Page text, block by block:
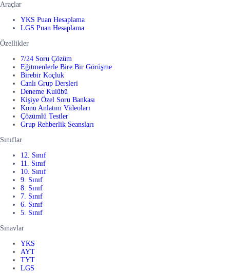
Araçlar
YKS Puan Hesaplama
LGS Puan Hesaplama
Özellikler
7/24 Soru Çözüm
Eğitmenlerle Bire Bir Görüşme
Birebir Koçluk
Canlı Grup Dersleri
Deneme Kulübü
Kişiye Özel Soru Bankası
Konu Anlatım Videoları
Çözümlü Testler
Grup Rehberlik Seansları
Sınıflar
12. Sınıf
11. Sınıf
10. Sınıf
9. Sınıf
8. Sınıf
7. Sınıf
6. Sınıf
5. Sınıf
Sınavlar
YKS
AYT
TYT
LGS